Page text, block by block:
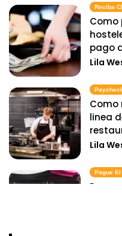
Reciba
Como
pago
Lila
Como
linea
Lila
Pague
Pago